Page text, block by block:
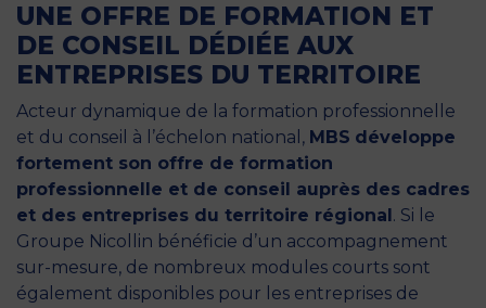
UNE OFFRE DE FORMATION ET
DE CONSEIL DÉDIÉE AUX
ENTREPRISES DU TERRITOIRE
Acteur dynamique de la formation professionnelle
et du conseil à l’échelon national, MBS développe
fortement son offre de formation
professionnelle et de conseil auprès des cadres
et des entreprises du territoire régional. Si le
Groupe Nicollin bénéficie d’un accompagnement
sur-mesure, de nombreux modules courts sont
également disponibles pour les entreprises de